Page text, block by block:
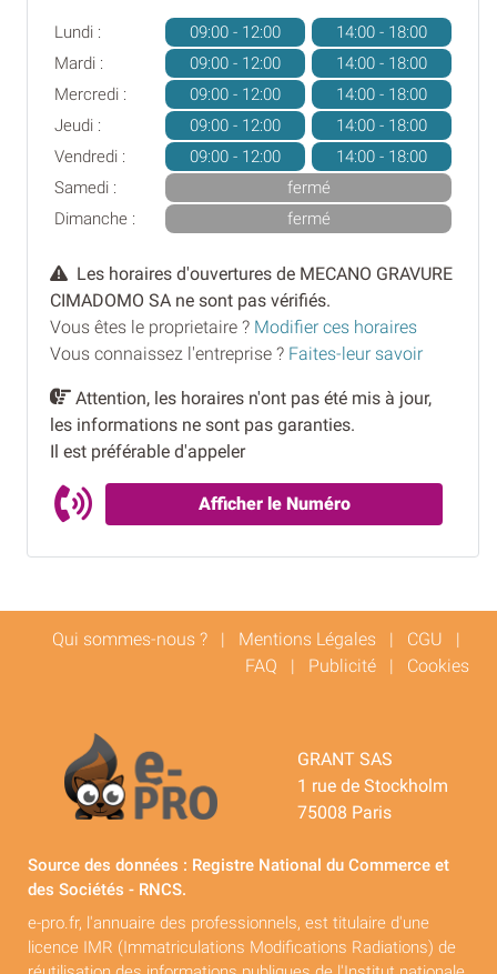
Lundi : 09:00 - 12:00
14:00 - 18:00
Mardi :
09:00 - 12:00
14:00 - 18:00
Mercredi :
09:00 - 12:00
14:00 - 18:00
Jeudi :
09:00 - 12:00
14:00 - 18:00
Vendredi :
09:00 - 12:00
14:00 - 18:00
Samedi :
fermé
Dimanche :
fermé
Les horaires d'ouvertures de MECANO GRAVURE
CIMADOMO SA ne sont pas vérifiés.
Vous êtes le proprietaire ? Modifier ces horaires
Vous connaissez l'entreprise ? Faites-leur savoir
Attention, les horaires n'ont pas été mis à jour,
les informations ne sont pas garanties.
Il est préférable d'appeler
Afficher le Numéro
Qui sommes-nous ? | Mentions Légales | CGU |
FAQ | Publicité | Cookies
GRANT SAS
1 rue de Stockholm
75008 Paris
Source des données : Registre National du Commerce et
des Sociétés - RNCS.
e-pro.fr, l'annuaire des professionnels, est titulaire d'une
licence IMR (Immatriculations Modifications Radiations) de